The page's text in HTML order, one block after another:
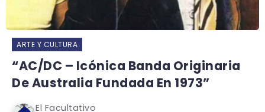
ARTE Y CULTURA
“AC/DC – Icónica Banda Originaria
De Australia Fundada En 1973”
El Facultativo